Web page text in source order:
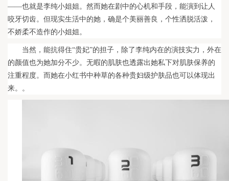
——也就是李纯小姐姐。然而她在剧中的心机和手段，能演到让人
咬牙切齿。但现实生活中的她，确是个美丽善良，个性洒脱活泼，
不娇柔不造作的小姐姐。
当然，能抗得住“贵妃”的担子，除了李纯内在的演技实力，外在
的颜值也为她加分不少。无暇的肌肤也透露出她私下对肌肤保养的
注重程度。而她在小红书中种草的各种贵妇级护肤品也可以体现出
来。。